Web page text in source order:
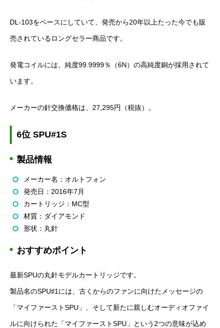
DL-103をベースにしていて、発売から20年以上たった今でも販
売されているロングセラー商品です。
発電コイルには、純度99.9999％（6N）の高純度銅が採用されて
います。
メーカーの針交換価格は、27,295円（税抜）。
6位 SPU#1S
製品情報
メーカー名：オルトフォン
発売日： 2016年7月
カートリッジ：MC型
材質：ダイアモンド
形状：丸針
おすすめポイント
最新SPUの丸針モデルカートリッジです。
製品名のSPU♯1には、古くからのファンに向けたメッセージの
「マイファーストSPU」、そして新たに親しむオーディオファイ
ルに向けられた「マイファーストSPU」という2つの意味が込め